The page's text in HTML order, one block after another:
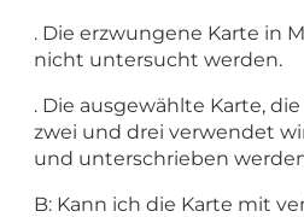
. Die erzwungene Karte in
nicht untersucht werden.
. Die ausgewählte Karte,
zwei und drei verwendet
und unterschrieben
B: Kann ich die Karte mit